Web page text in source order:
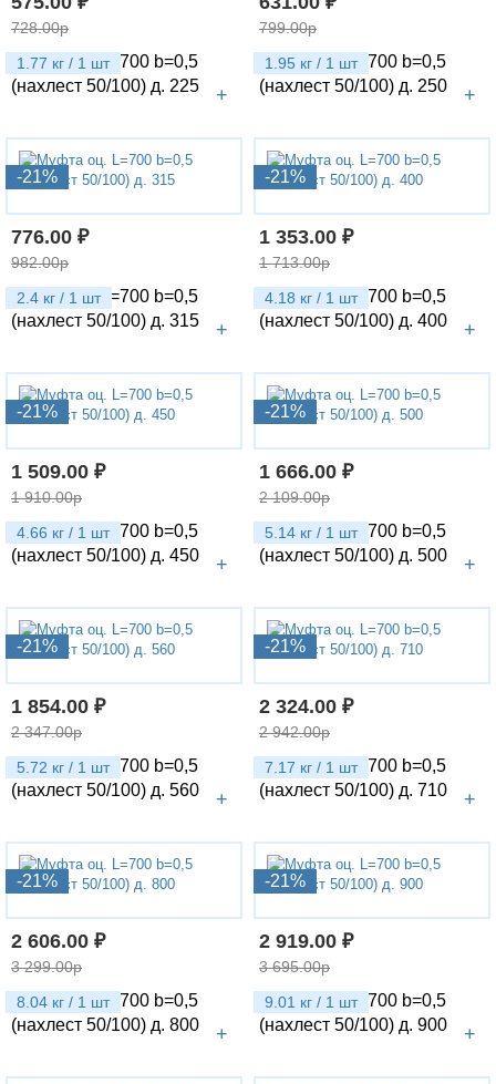
1.77 кг / 1 шт
+
728.00р
Муфта оц. L=700 b=0,5
(нахлест 50/100) д. 225
1.95 кг / 1 шт
+
799.00р
Муфта оц. L=700 b=0,5
(нахлест 50/100) д. 250
-21%
2.4 кг / 1 шт
776.00 ₽
+
982.00р
Муфта оц. L=700 b=0,5
(нахлест 50/100) д. 315
-21%
4.18 кг / 1 шт
1 353.00 ₽
+
1 713.00р
Муфта оц. L=700 b=0,5
(нахлест 50/100) д. 400
-21%
4.66 кг / 1 шт
1 509.00 ₽
+
1 910.00р
Муфта оц. L=700 b=0,5
(нахлест 50/100) д. 450
-21%
5.14 кг / 1 шт
1 666.00 ₽
+
2 109.00р
Муфта оц. L=700 b=0,5
(нахлест 50/100) д. 500
-21%
5.72 кг / 1 шт
1 854.00 ₽
+
2 347.00р
Муфта оц. L=700 b=0,5
(нахлест 50/100) д. 560
-21%
7.17 кг / 1 шт
2 324.00 ₽
+
2 942.00р
Муфта оц. L=700 b=0,5
(нахлест 50/100) д. 710
-21%
8.04 кг / 1 шт
2 606.00 ₽
+
3 299.00р
Муфта оц. L=700 b=0,5
(нахлест 50/100) д. 800
-21%
9.01 кг / 1 шт
2 919.00 ₽
+
3 695.00р
Муфта оц. L=700 b=0,5
(нахлест 50/100) д. 900